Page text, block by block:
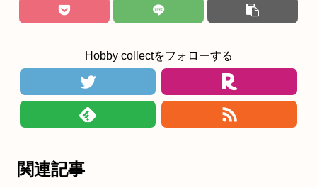
Hobby collectをフォローする
関連記事